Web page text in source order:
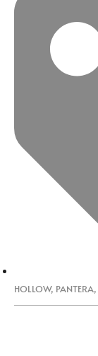
HOLLOW, PANTERA,